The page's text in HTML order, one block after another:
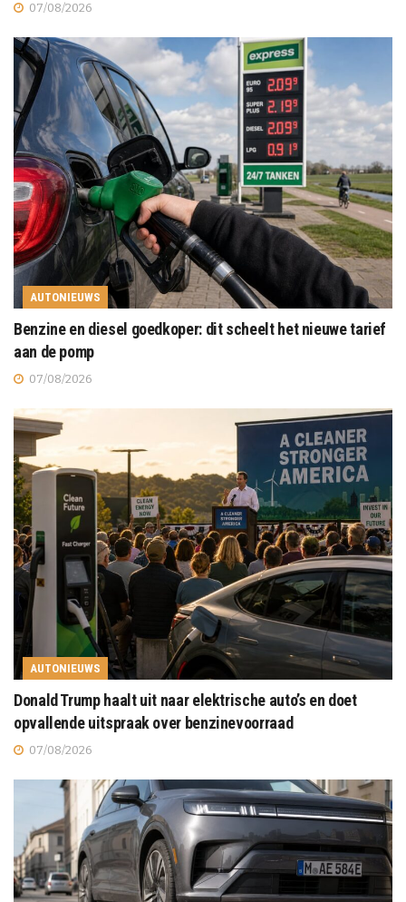
07/08/2026
AUTONIEUWS
Benzine en diesel goedkoper: dit scheelt het nieuwe tarief
aan de pomp
07/08/2026
AUTONIEUWS
Donald Trump haalt uit naar elektrische auto’s en doet
opvallende uitspraak over benzinevoorraad
07/08/2026